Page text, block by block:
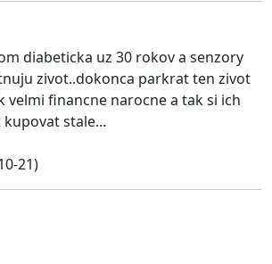
diabeticka uz 30 rokov a senzory
zivot..dokonca parkrat ten zivot
velmi financne narocne a tak si ich
stale...
21)